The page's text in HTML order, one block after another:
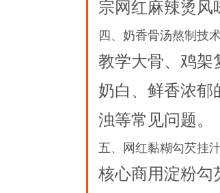
宗网红麻辣烫风
四、奶香骨汤熬制技
教学大骨、鸡架
奶白、鲜香浓郁
浊等常见问题。
五、网红黏糊勾芡挂
核心商用淀粉勾